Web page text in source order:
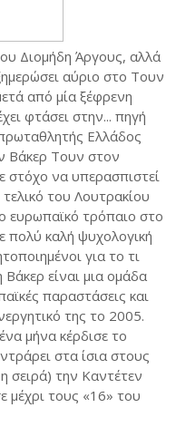
Διομήδη Άργους, αλλά
αύριο στο Τουν
από μία ξέφρενη
φτάσει στην... πηγή
πρωταθλητής Ελλάδος
Βάκερ Τουν στον
στόχο να υπερασπιστεί
του Λουτρακίου
ευρωπαϊκό τρόπαιο στο
πολύ καλή ψυχολογική
για το τι
είναι μια ομάδα
παραστάσεις και
της το 2005.
μήνα κέρδισε το
στα ίσια στους
σειρά) την Καντέτεν
μέχρι τους «16» του